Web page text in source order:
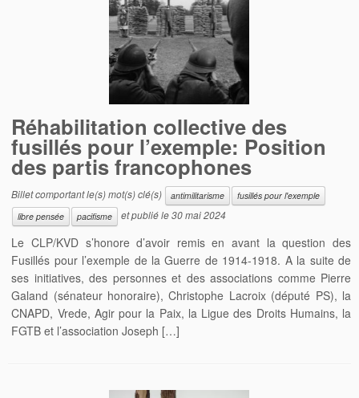
Réhabilitation collective des
fusillés pour l’exemple: Position
des partis francophones
Billet comportant le(s) mot(s) clé(s) antimilitarisme
fusillés pour l'exemple
libre pensée
pacifisme et publié le30 mai 2024
Le CLP/KVD s’honore d’avoir remis en avant la question des
Fusillés pour l’exemple de la Guerre de 1914-1918. A la suite de
ses initiatives, des personnes et des associations comme Pierre
Galand (sénateur honoraire), Christophe Lacroix (député PS), la
CNAPD, Vrede, Agir pour la Paix, la Ligue des Droits Humains, la
FGTB et l’association Joseph […]